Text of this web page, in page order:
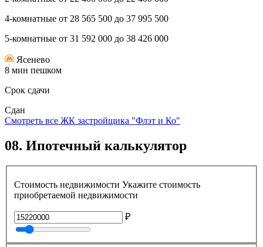
4-комнатные от 28 565 500 до 37 995 500
5-комнатные от 31 592 000 до 38 426 000
Ясенево
8 мин пешком
Срок сдачи
Сдан
Смотреть все ЖК застройщика "Флэт и Ко"
08. Ипотечный калькулятор
Стоимость недвижимости Укажите стоимость
приобретаемой недвижимости
₽